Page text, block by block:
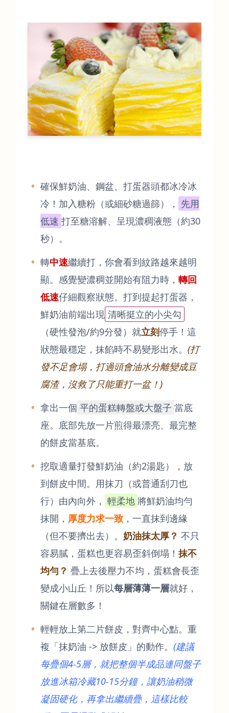
確保鮮奶油、鋼盆、打蛋器頭都冰冷冰
冷！加入糖粉（或細砂糖過篩）， 先用
低速 打至糖溶解、呈現濃稠液態（約30
秒）。
轉中速繼續打，你會看到紋路越來越明
顯。感覺變濃稠並開始有阻力時， 轉回
低速仔細觀察狀態。打到提起打蛋器，
鮮奶油前端出現 清晰挺立的小尖勾
（硬性發泡/約9分發）就立刻停手！這
狀態最穩定，抹餡時不易變形出水。 (打
發不足會塌，打過頭會油水分離變成豆
腐渣，沒救了只能重打一盆！)
拿出一個 平的蛋糕轉盤或大盤子 當底
座。底部先放一片煎得最漂亮、最完整
的餅皮當基底。
挖取適量打發鮮奶油（約2湯匙），放
到餅皮中間。用抹刀（或普通刮刀也
行）由內向外， 輕柔地 將鮮奶油均勻
抹開， 厚度力求一致 ，一直抹到邊緣
（但不要擠出去）。 奶油抹太厚？ 不只
容易膩，蛋糕也更容易歪斜倒塌！ 抹不
均勻？ 疊上去後壓力不均，蛋糕會長歪
變成小山丘！所以每層薄薄一層就好，
關鍵在層數多！
輕輕放上第二片餅皮，對齊中心點。重
複「抹奶油 -> 放餅皮」的動作。 (建議
每疊個4-5層，就把整個半成品連同盤子
放進冰箱冷藏10-15分鐘，讓奶油稍微
凝固硬化，再拿出繼續疊，這樣比較